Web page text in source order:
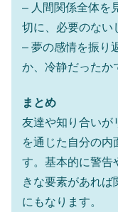
– 人間関係全体を
切に、必要のない
– 夢の感情を振り
か、冷静だったか
まとめ
友達や知り合いが
を通じた自分の内
す。基本的に警告
きな要素があれば
にもなります。